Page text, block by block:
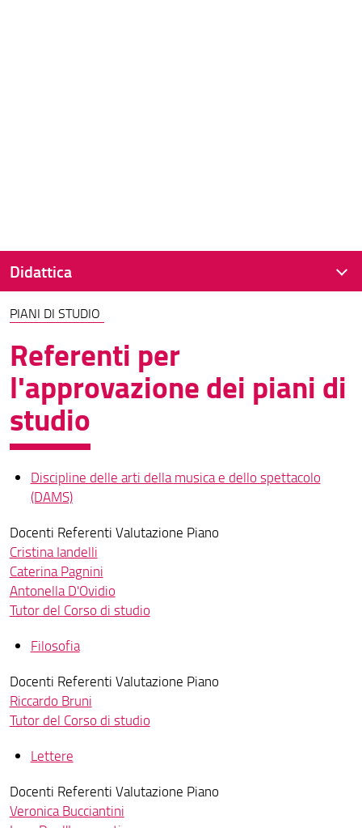
PIANI DI STUDIO
Referenti per
l'approvazione dei piani di
studio
Discipline delle arti della musica e dello spettacolo
(DAMS)
Docenti Referenti Valutazione Piano
Cristina Iandelli
Caterina Pagnini
Antonella D'Ovidio
Tutor del Corso di studio
Filosofia
Docenti Referenti Valutazione Piano
Riccardo Bruni
Tutor del Corso di studio
Lettere
Docenti Referenti Valutazione Piano
Veronica Bucciantini
Didattica
Guida dello Studente
Frequentare le lezioni
Calendario didattico
Orario delle lezioni
Aule
Esami
Attività formative interne
Modulistica
Valutazione della didattica
Corsi di formazione sulla sicurezza
Attività didattiche fuori sede
Informazioni per i docenti